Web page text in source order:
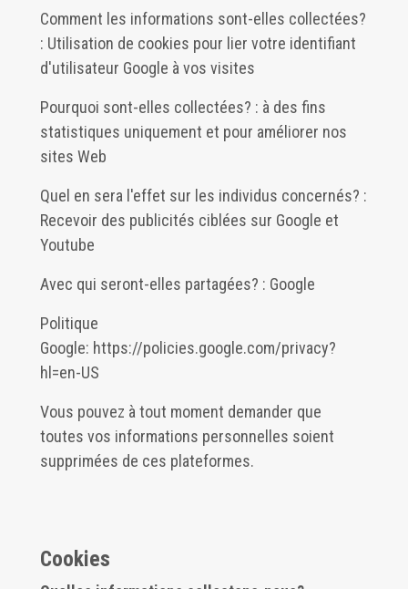
Comment les informations sont-elles collectées?
: Utilisation de cookies pour lier votre identifiant
d'utilisateur Google à vos visites
Pourquoi sont-elles collectées? : à des fins
statistiques uniquement et pour améliorer nos
sites Web
Quel en sera l'effet sur les individus concernés? :
Recevoir des publicités ciblées sur Google et
Youtube
Avec qui seront-elles partagées? : Google
Politique
Google: https://policies.google.com/privacy?
hl=en-US
Vous pouvez à tout moment demander que
toutes vos informations personnelles soient
supprimées de ces plateformes.
Cookies